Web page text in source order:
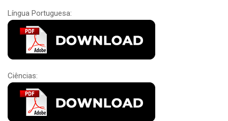
Língua Portuguesa:
Ciências: